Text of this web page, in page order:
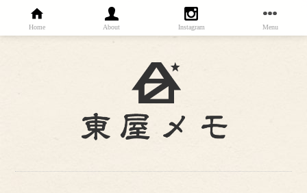
Home About Instagram Menu